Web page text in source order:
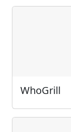
WhoGrill